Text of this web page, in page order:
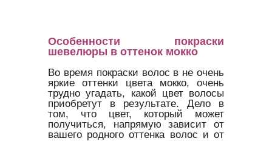
Особенности покраски
шевелюры в оттенок мокко
Во время покраски волос в не очень
яркие оттенки цвета мокко, очень
трудно угадать, какой цвет волосы
приобретут в результате. Дело в
том, что цвет, который может
получиться, напрямую зависит от
вашего родного оттенка волос и от